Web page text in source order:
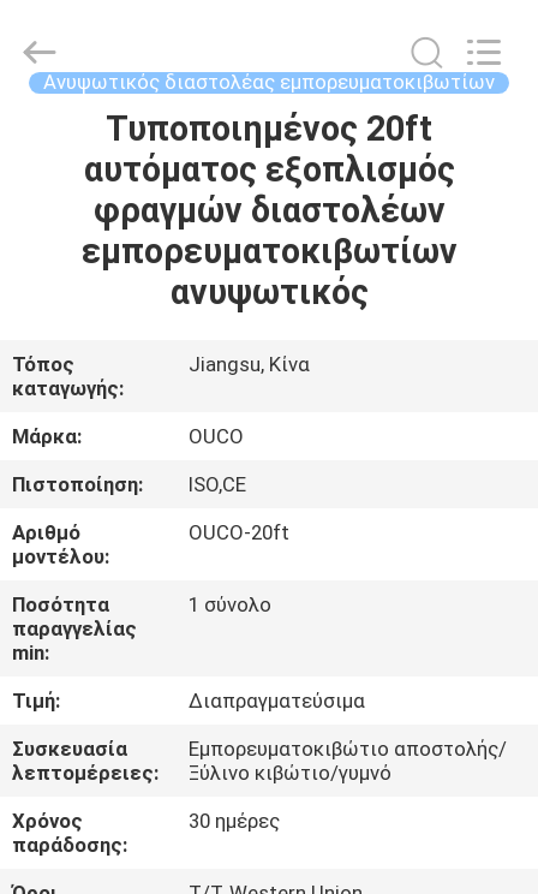
ΠΡΟΪΌΝΤΑ
ΒΊΝΤΕΟ
ΕΜΦΆΝΙΣΗ
VR
ΣΧΕΤΙΚΆ
ΜΕ
ΕΜΆΣ
ΕΠΙΣΚΈΨΕΙΣ
ΕΡΓΟΣΤΆΣΙΟ
ΈΛΕΓΧΟΣ
ΠΟΙΌΤΗΤΑΣ
GROUP
Ανυψωτικός διαστολέας εμπορευματοκιβωτίων
Τυποποιημένος 20ft
αυτόματος εξοπλισμός
φραγμών διαστολέων
εμπορευματοκιβωτίων
ανυψωτικός
Τόπος
καταγωγής:
Jiangsu, Κίνα
Μάρκα:
OUCO
Πιστοποίηση:
ISO,CE
Αριθμό
μοντέλου:
OUCO-20ft
Ποσότητα
παραγγελίας
min:
1 σύνολο
Τιμή:
Διαπραγματεύσιμα
Συσκευασία
λεπτομέρειες:
Εμπορευματοκιβώτιο αποστολής/
Ξύλινο κιβώτιο/γυμνό
Χρόνος
παράδοσης:
30 ημέρες